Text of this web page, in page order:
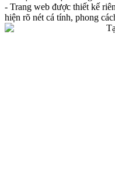
- Trang web được thiết kế
hiện rõ nét cá tính, phong